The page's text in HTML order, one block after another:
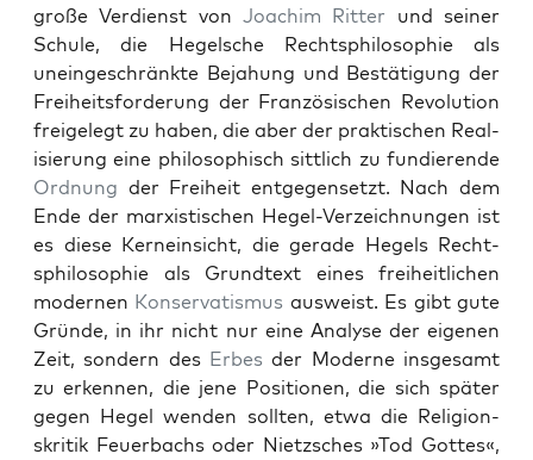
große Ver­di­enst von Joachim Rit­ter und sein­er
Schule, die Hegelsche Recht­sphiloso­phie als
uneingeschränk­te Bejahung und Bestä­ti­gung der
Frei­heits­forderung der Franzö­sis­chen Rev­o­lu­tion
freigelegt zu haben, die aber der prak­tis­chen Real­
isierung eine philosophisch sit­tlich zu fundierende
Ord­nung der Frei­heit ent­ge­genset­zt. Nach dem
Ende der marx­is­tis­chen Hegel-Verze­ich­nun­gen ist
es diese Kernein­sicht, die ger­ade Hegels Recht­
sphiloso­phie als Grund­text eines frei­heitlichen
mod­er­nen Kon­ser­vatismus ausweist. Es gibt gute
Gründe, in ihr nicht nur eine Analyse der eige­nen
Zeit, son­dern des Erbes der Mod­erne ins­ge­samt
zu erken­nen, die jene Posi­tio­nen, die sich später
gegen Hegel wen­den soll­ten, etwa die Reli­gion­
skri­tik Feuer­bachs oder Niet­zsches »Tod Gottes«,